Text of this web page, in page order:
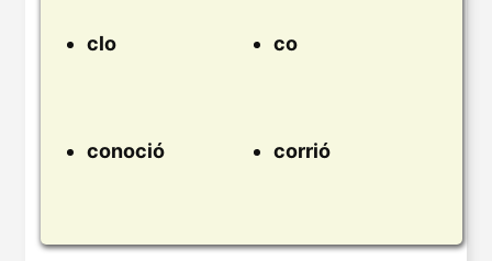
clo co
conoció corrió